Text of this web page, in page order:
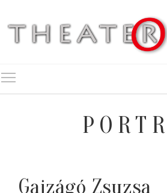
Gajzágó Zsuzsa